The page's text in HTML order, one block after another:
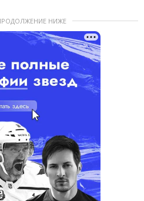
НИЖЕ